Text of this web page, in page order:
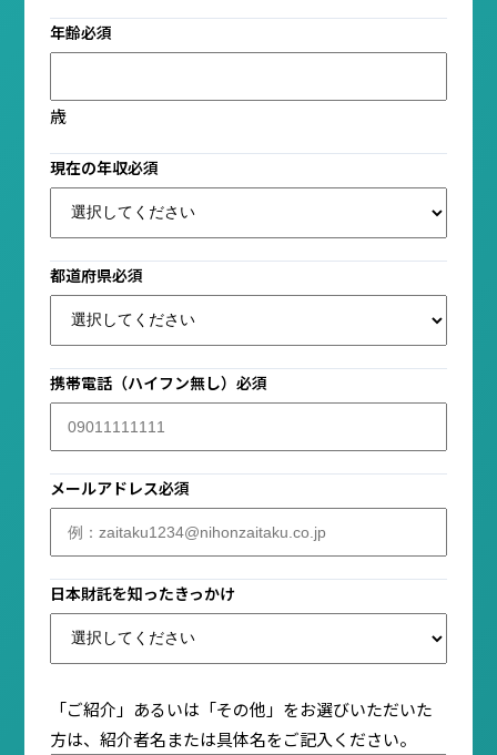
年齢必須
歳
現在の年収必須
都道府県必須
携帯電話（ハイフン無し） 必須
メールアドレス必須
日本財託を知ったきっかけ
「ご紹介」あるいは「その他」をお選びいただいた
方は、紹介者名または具体名をご記入ください。